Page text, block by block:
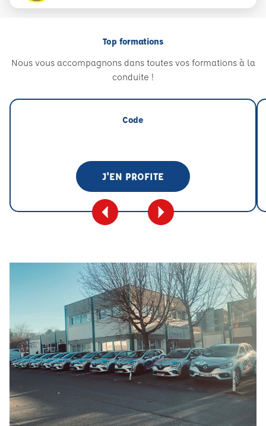
Top formations
Nous vous accompagnons dans toutes vos formations à la
conduite !
Code
J'EN PROFITE